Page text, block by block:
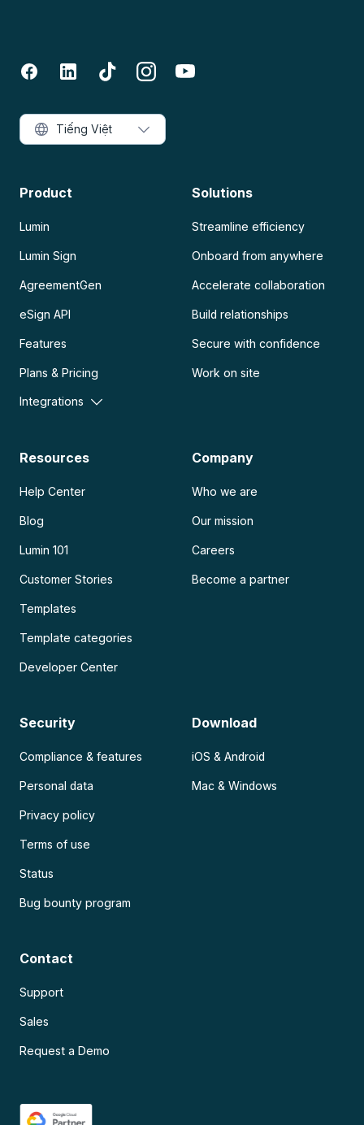
Product
Lumin
Lumin Sign
AgreementGen
eSign API
Features
Plans & Pricing
Integrations
Solutions
Streamline efficiency
Onboard from anywhere
Accelerate collaboration
Build relationships
Secure with confidence
Work on site
Resources
Help Center
Blog
Lumin 101
Customer Stories
Templates
Template categories
Developer Center
Company
Who we are
Our mission
Careers
Become a partner
Security
Compliance & features
Personal data
Privacy policy
Terms of use
Status
Bug bounty program
Download
iOS & Android
Mac & Windows
Contact
Support
Sales
Request a Demo
Tiếng Việt